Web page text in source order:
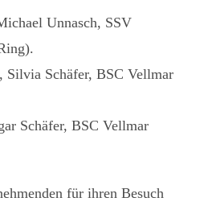
Unnasch, SSV
Silvia Schäfer, BSC Vellmar
Schäfer, BSC Vellmar
für ihren Besuch